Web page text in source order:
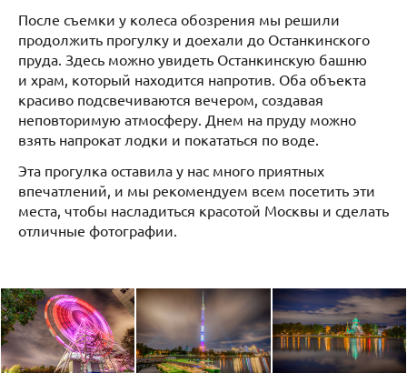
После съемки у колеса обозрения мы решили
продолжить прогулку и доехали до Останкинского
пруда. Здесь можно увидеть Останкинскую башню
и храм, который находится напротив. Оба объекта
красиво подсвечиваются вечером, создавая
неповторимую атмосферу. Днем на пруду можно
взять напрокат лодки и покататься по воде.
Эта прогулка оставила у нас много приятных
впечатлений, и мы рекомендуем всем посетить эти
места, чтобы насладиться красотой Москвы и сделать
отличные фотографии.